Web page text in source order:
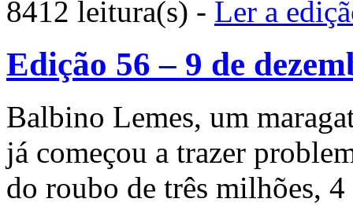
8412 leitura(s) - Ler a
Edição 56 – 9 de
Balbino Lemes, um
já começou a trazer
do roubo de três milhões, 4